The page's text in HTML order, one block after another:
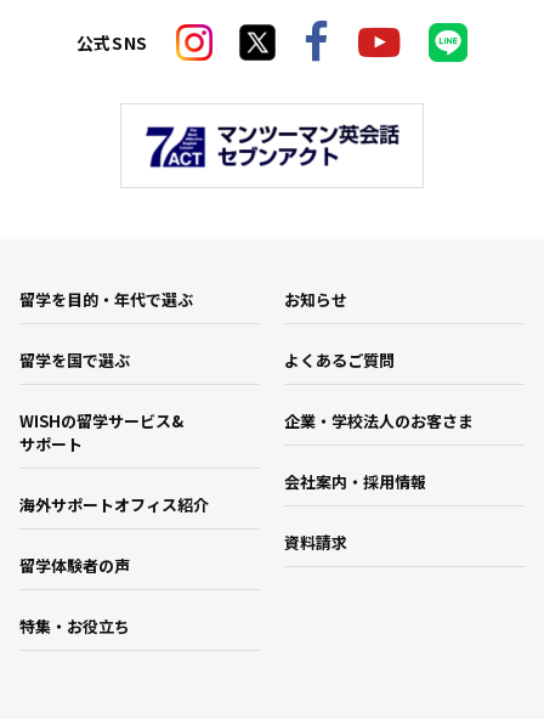
公式SNS
留学を目的・年代で選ぶ
留学を国で選ぶ
WISHの留学サービス&
サポート
海外サポートオフィス紹介
留学体験者の声
特集・お役立ち
お知らせ
よくあるご質問
企業・学校法人のお客さま
会社案内・採用情報
資料請求